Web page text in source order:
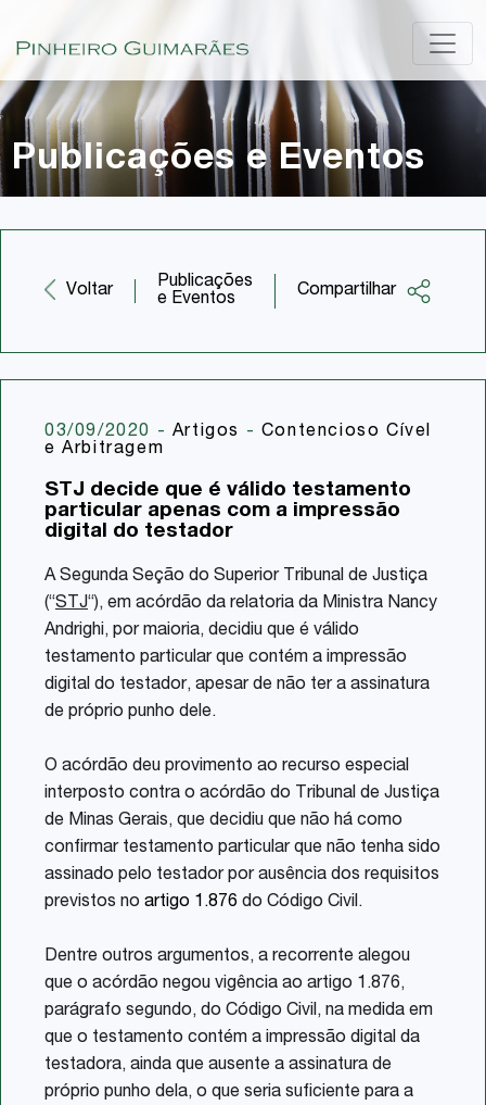
Publicações e Eventos
Voltar
Publicações
e Eventos
Compartilhar
Twitter
Share
03/09/2020 - Artigos - Contencioso Cível
e Arbitragem
STJ decide que é válido testamento
particular apenas com a impressão
digital do testador
A Segunda Seção do Superior Tribunal de Justiça
(“STJ“), em acórdão da relatoria da Ministra Nancy
Andrighi, por maioria, decidiu que é válido
testamento particular que contém a impressão
digital do testador, apesar de não ter a assinatura
de próprio punho dele.
O acórdão deu provimento ao recurso especial
interposto contra o acórdão do Tribunal de Justiça
de Minas Gerais, que decidiu que não há como
confirmar testamento particular que não tenha sido
assinado pelo testador por ausência dos requisitos
previstos no artigo 1.876 do Código Civil.
Dentre outros argumentos, a recorrente alegou
que o acórdão negou vigência ao artigo 1.876,
parágrafo segundo, do Código Civil, na medida em
que o testamento contém a impressão digital da
testadora, ainda que ausente a assinatura de
próprio punho dela, o que seria suficiente para a